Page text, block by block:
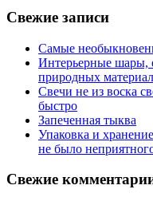
Свежие записи
Самые
Интерьерные
природных
Свечи не из воска
быстро
Запеченная тыква
Упаковка и
не было
Свежие